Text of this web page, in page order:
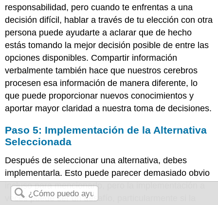
responsabilidad, pero cuando te enfrentas a una
decisión difícil, hablar a través de tu elección con otra
persona puede ayudarte a aclarar que de hecho
estás tomando la mejor decisión posible de entre las
opciones disponibles. Compartir información
verbalmente también hace que nuestros cerebros
procesen esa información de manera diferente, lo
que puede proporcionar nuevos conocimientos y
aportar mayor claridad a nuestra toma de decisiones.
Paso 5: Implementación de la Alternativa
Seleccionada
Después de seleccionar una alternativa, debes
implementarla. Esto puede parecer demasiado obvio
incluso para mencionarlo, pero la implementación a
veces puede ser un desafío, particularmente si la